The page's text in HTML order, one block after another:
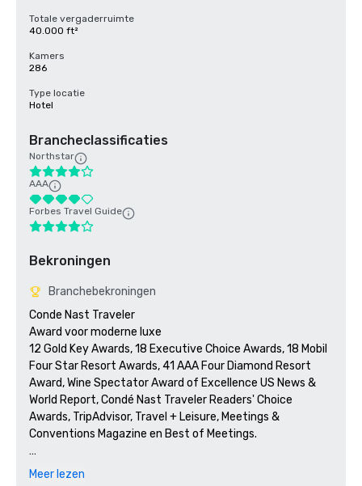
Totale vergaderruimte
40.000 ft²
Kamers
286
Type locatie
Hotel
Brancheclassificaties
Northstar
AAA
Forbes Travel Guide
Bekroningen
Branchebekroningen
Conde Nast Traveler
Award voor moderne luxe
12 Gold Key Awards, 18 Executive Choice Awards, 18 Mobil
Four Star Resort Awards, 41 AAA Four Diamond Resort
Award, Wine Spectator Award of Excellence US News &
World Report, Condé Nast Traveler Readers' Choice
Awards, TripAdvisor, Travel + Leisure, Meetings &
Conventions Magazine en Best of Meetings.
AAA | Best of Housekeeping
Meer lezen